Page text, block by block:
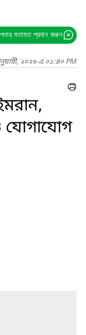
মতামত প্রদান করুন
২০২৬ এ ০১:৪০ PM
যোগাযোগ